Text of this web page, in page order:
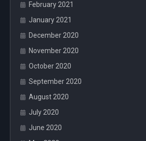
February 2021
January 2021
December 2020
November 2020
October 2020
September 2020
August 2020
July 2020
June 2020